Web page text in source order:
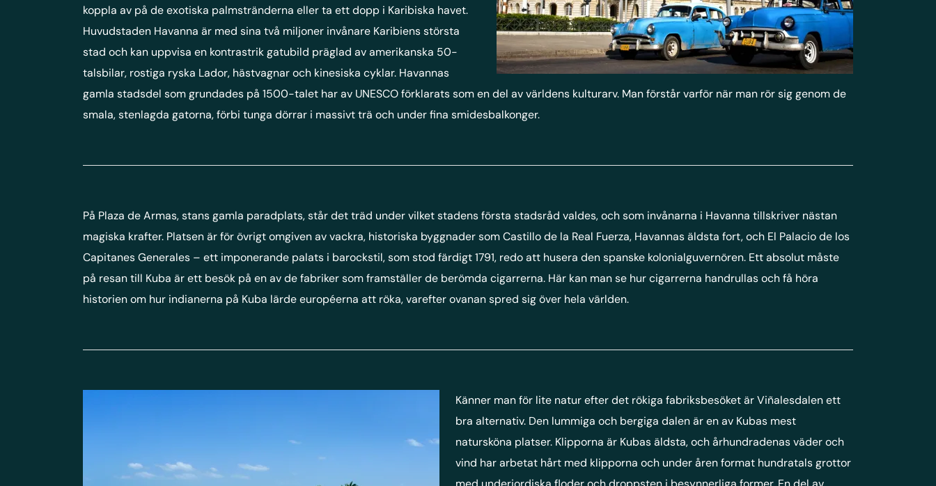
koppla av på de exotiska palmstränderna eller ta ett dopp i Karibiska havet.
Huvudstaden Havanna är med sina två miljoner invånare Karibiens största
stad och kan uppvisa en kontrastrik gatubild präglad av amerikanska 50-
talsbilar, rostiga ryska Lador, hästvagnar och kinesiska cyklar. Havannas
gamla stadsdel som grundades på 1500-talet har av UNESCO förklarats som en del av världens kulturarv. Man förstår varför när man rör sig genom de
smala, stenlagda gatorna, förbi tunga dörrar i massivt trä och under fina smidesbalkonger.
På Plaza de Armas, stans gamla paradplats, står det träd under vilket stadens första stadsråd valdes, och som invånarna i Havanna tillskriver nästan
magiska krafter. Platsen är för övrigt omgiven av vackra, historiska byggnader som Castillo de la Real Fuerza, Havannas äldsta fort, och El Palacio de los
Capitanes Generales – ett imponerande palats i barockstil, som stod färdigt 1791, redo att husera den spanske kolonialguvernören. Ett absolut måste
på resan till Kuba är ett besök på en av de fabriker som framställer de berömda cigarrerna. Här kan man se hur cigarrerna handrullas och få höra
historien om hur indianerna på Kuba lärde européerna att röka, varefter ovanan spred sig över hela världen.
Känner man för lite natur efter det rökiga fabriksbesöket är Viñalesdalen ett
bra alternativ. Den lummiga och bergiga dalen är en av Kubas mest
natursköna platser. Klipporna är Kubas äldsta, och århundradenas väder och
vind har arbetat hårt med klipporna och under åren format hundratals grottor